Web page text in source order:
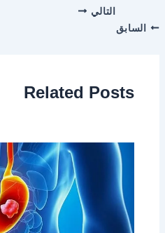
السابق
التالي
Related Posts